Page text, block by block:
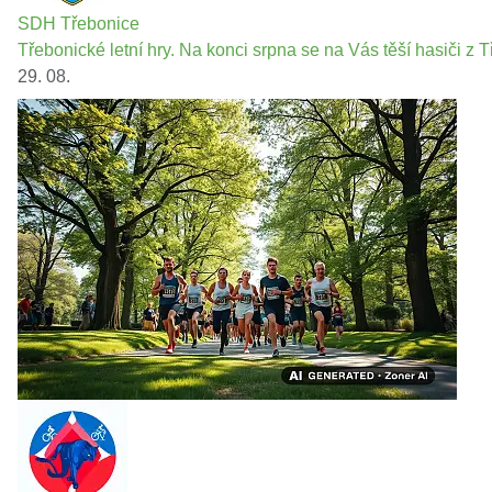
SDH Třebonice
Třebonické letní hry. Na konci srpna se na Vás těší hasiči z
29. 08.